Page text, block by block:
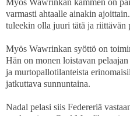
Myös Wawrinkan kämmen on
varmasti ahtaalle ainakin
tuleekin olla juuri tätä ja riittävän
Myös Wawrinkan syöttö on
Hän on monen loistavan
ja murtopallotilanteista
jatkuttava sunnuntaina.
Nadal pelasi siis Federeriä